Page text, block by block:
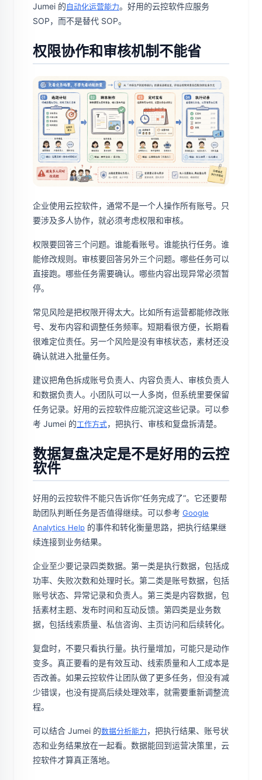
Jumei 的自动化运营能力。好用的云控软件应服务
SOP，而不是替代 SOP。
权限协作和审核机制不能省
企业使用云控软件，通常不是一个人操作所有账号。只
要涉及多人协作，就必须考虑权限和审核。
权限要回答三个问题。谁能看账号。谁能执行任务。谁
能修改规则。审核要回答另外三个问题。哪些任务可以
直接跑。哪些任务需要确认。哪些内容出现异常必须暂
停。
常见风险是把权限开得太大。比如所有运营都能修改账
号、发布内容和调整任务频率。短期看很方便，长期看
很难定位责任。另一个风险是没有审核状态，素材还没
确认就进入批量任务。
建议把角色拆成账号负责人、内容负责人、审核负责人
和数据负责人。小团队可以一人多岗，但系统里要保留
任务记录。好用的云控软件应能沉淀这些记录。可以参
考 Jumei 的工作方式，把执行、审核和复盘拆清楚。
数据复盘决定是不是好用的云控
软件
好用的云控软件不能只告诉你“任务完成了”。它还要帮
助团队判断任务是否值得继续。可以参考 Google
Analytics Help 的事件和转化衡量思路，把执行结果继
续连接到业务结果。
企业至少要记录四类数据。第一类是执行数据，包括成
功率、失败次数和处理时长。第二类是账号数据，包括
账号状态、异常记录和负责人。第三类是内容数据，包
括素材主题、发布时间和互动反馈。第四类是业务数
据，包括线索质量、私信咨询、主页访问和后续转化。
复盘时，不要只看执行量。执行量增加，可能只是动作
变多。真正要看的是有效互动、线索质量和人工成本是
否改善。如果云控软件让团队做了更多任务，但没有减
少错误，也没有提高后续处理效率，就需要重新调整流
程。
可以结合 Jumei 的数据分析能力，把执行结果、账号状
态和业务结果放在一起看。数据能回到运营决策里，云
控软件才算真正落地。